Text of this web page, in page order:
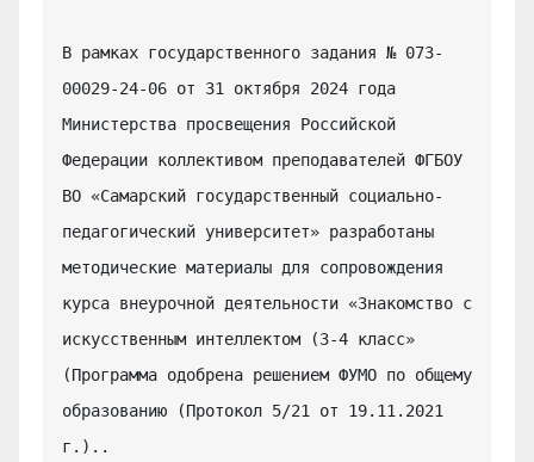
В рамках государственного задания № 073-
00029-24-06 от 31 октября 2024 года
Министерства просвещения Российской
Федерации коллективом преподавателей ФГБОУ
ВО «Самарский государственный социально-
педагогический университет» разработаны
методические материалы для сопровождения
курса внеурочной деятельности «Знакомство с
искусственным интеллектом (3-4 класс»
(Программа одобрена решением ФУМО по общему
образованию (Протокол 5/21 от 19.11.2021
г.)..